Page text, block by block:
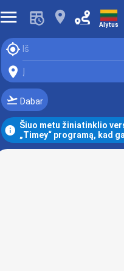
󰍜 󰍎 Alytus
Iš
󰆤
󰍎
󰗕 Dabar
󰋼 Šiuo metu žiniatinklio
„Timey“ programą, kad